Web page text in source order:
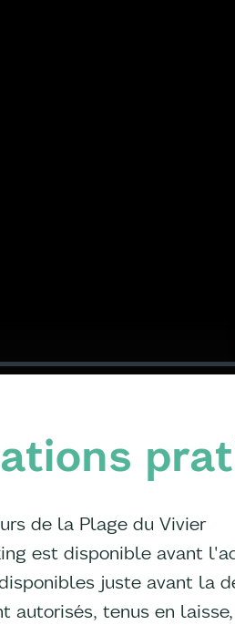
de la Plage du Vivier
est disponible avant
juste avant la
autorisés, tenus en